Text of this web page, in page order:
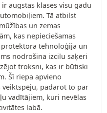
ir augstas klases visu gadu
Tā atbilst
un zemas
kas nepieciešamas
tehnoloģija un
nodrošina izcilu saķeri
troksni, kas ir būtiski
Šī riepa apvieno
padarot to par
vadītājiem, kuri nevēlas
labā.